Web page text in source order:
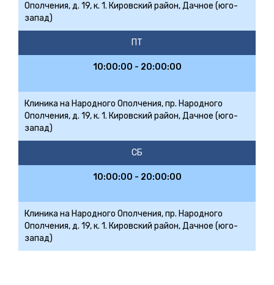
Ополчения, д. 19, к. 1. Кировский район, Дачное (юго-
запад)
ПТ
10:00:00 - 20:00:00
Клиника на Народного Ополчения, пр. Народного
Ополчения, д. 19, к. 1. Кировский район, Дачное (юго-
запад)
СБ
10:00:00 - 20:00:00
Клиника на Народного Ополчения, пр. Народного
Ополчения, д. 19, к. 1. Кировский район, Дачное (юго-
запад)